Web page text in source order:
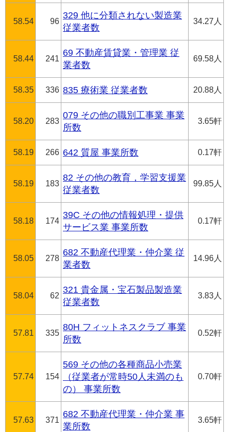
58.54 96
329 他に分類されない製造業
従業者数
34.27人
58.44 241
69 不動産賃貸業・管理業 従
業者数
69.58人
58.35 336 835 療術業 従業者数 20.88人
58.20 283
079 その他の職別工事業 事業
所数
3.65軒
58.19 266 642 質屋 事業所数 0.17軒
58.19 183
82 その他の教育，学習支援業
従業者数
99.85人
58.18 174
39C その他の情報処理・提供
サービス業 事業所数
0.17軒
58.05 278
682 不動産代理業・仲介業 従
業者数
14.96人
58.04 62
321 貴金属・宝石製品製造業
従業者数
3.83人
57.81 335
80H フィットネスクラブ 事業
所数
0.52軒
57.74 154
569 その他の各種商品小売業
（従業者が常時50人未満のも
の） 事業所数
0.70軒
57.63 371
682 不動産代理業・仲介業 事
業所数
3.65軒